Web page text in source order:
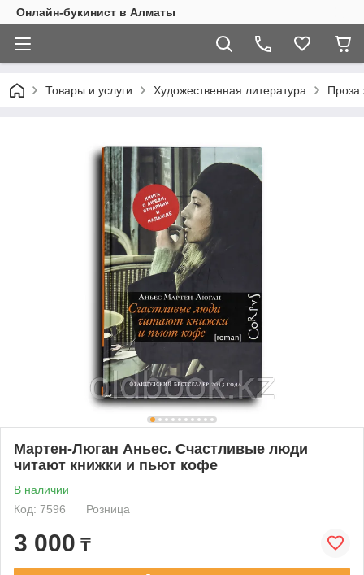
Онлайн-букинист в Алматы
Товары и услуги Художественная литература Проза
Мартен-Люган Аньес. Счастливые люди
читают книжки и пьют кофе
В наличии
Код: 7596
Розница
3 000 ₸